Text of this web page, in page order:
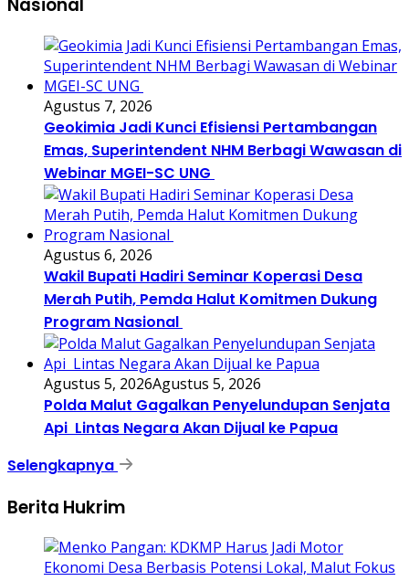
Nasional
Agustus 7, 2026
Geokimia Jadi Kunci Efisiensi Pertambangan
Emas, Superintendent NHM Berbagi Wawasan di
Webinar MGEI-SC UNG
Agustus 6, 2026
Wakil Bupati Hadiri Seminar Koperasi Desa
Merah Putih, Pemda Halut Komitmen Dukung
Program Nasional
Agustus 5, 2026Agustus 5, 2026
Polda Malut Gagalkan Penyelundupan Senjata
Api Lintas Negara Akan Dijual ke Papua
Selengkapnya
Berita Hukrim